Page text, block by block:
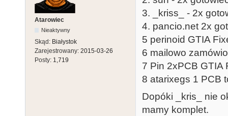
Atarowiec
Nieaktywny
Skąd: Białystok
Zarejestrowany: 2015-03-26
Posty: 1,719
3. _kriss_ - 2x
4. pancio.net 2x
5 perinoid GTIA
6 mailowo
7 Pin 2xPCB GTIA
8 atarixegs 1 PCB
Dopóki _kris_ nie
mamy komplet.